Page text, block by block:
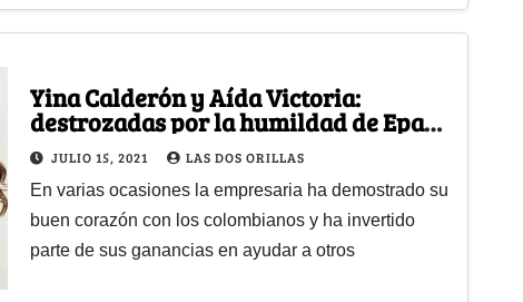
Yina Calderón y Aída Victoria:
destrozadas por la humildad de Epa
Colombia
JULIO 15, 2021 LAS DOS ORILLAS
En varias ocasiones la empresaria ha demostrado su
buen corazón con los colombianos y ha invertido
parte de sus ganancias en ayudar a otros